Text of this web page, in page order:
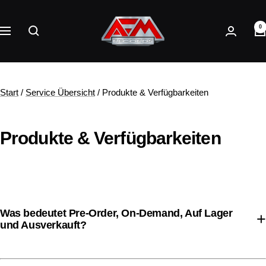
Inhalt
Navigation
AFM
Records
0
Start / Service Übersicht / Produkte & Verfügbarkeiten
Produkte & Verfügbarkeiten
Was bedeutet Pre-Order, On-Demand, Auf Lager
und Ausverkauft?